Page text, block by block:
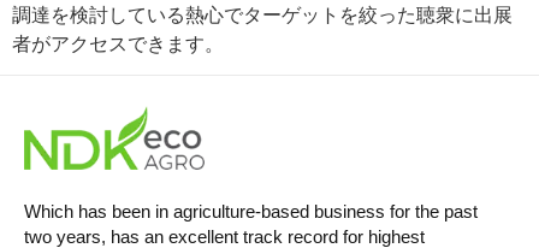
調達を検討している熱心でターゲットを絞った聴衆に出展
者がアクセスできます。
Which has been in agriculture-based business for the past
two years, has an excellent track record for highest